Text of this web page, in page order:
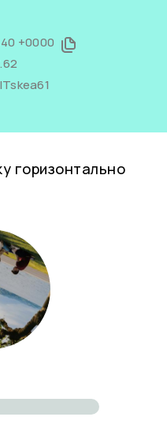
+0000
горизонтально